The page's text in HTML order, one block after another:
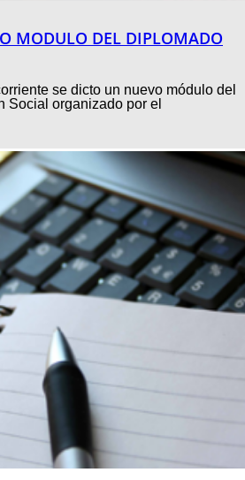
MODULO DEL DIPLOMADO
se dicto un nuevo módulo del
Social organizado por el